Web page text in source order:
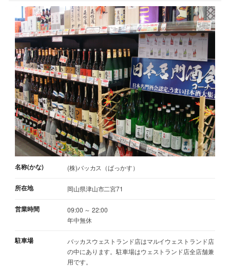
名称(かな) (株)バッカス（ばっかす）
所在地 岡山県津山市二宮71
営業時間
09:00 ～ 22:00
年中無休
駐車場
バッカスウェストランド店はマルイウェストランド店
の中にあります。駐車場はウェストランド店全店舗兼
用です。